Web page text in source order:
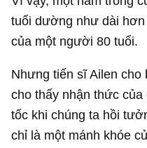
tuổi dường như dài
của một người 80 tuổi.
Nhưng tiến sĩ Ailen cho
cho thấy nhận thức
tốc khi chúng ta hồi
chỉ là một mánh khóe